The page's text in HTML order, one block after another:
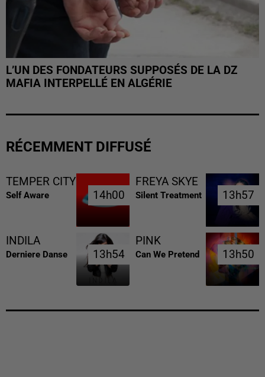
L’UN DES FONDATEURS SUPPOSÉS DE LA DZ
MAFIA INTERPELLÉ EN ALGÉRIE
RÉCEMMENT DIFFUSÉ
TEMPER CITY
Self Aware 14h00
14h00
FREYA SKYE
Silent Treatment 13h57
13h57
INDILA
Derniere Danse 13h54
13h54
PINK
Can We Pretend 13h50
13h50